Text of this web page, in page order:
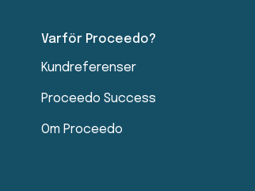
Varför Proceedo?
Kundreferenser
Proceedo Success
Om Proceedo